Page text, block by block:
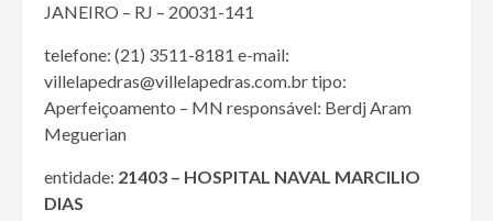
JANEIRO – RJ – 20031-141
telefone: (21) 3511-8181 e-mail:
villelapedras@villelapedras.com.br tipo:
Aperfeiçoamento – MN responsável: Berdj Aram
Meguerian
entidade: 21403 – HOSPITAL NAVAL MARCILIO
DIAS